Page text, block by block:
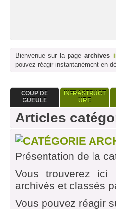
Bienvenue sur la pagearchives
pouvez réagir instantanément en
COUP DE
GUEULE
INFRASTRUCT
URE
Articles
CATÉGORIE
Présentation de la
Vous trouverez
archivés et classés
Vous pouvez réagir